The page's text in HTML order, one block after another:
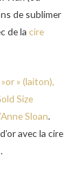
de sublimer
de la cire
» (laiton),
Size
Sloan.
avec la cire